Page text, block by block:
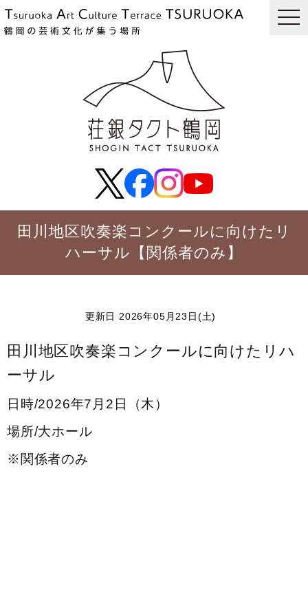
田川地区吹奏楽コンクールに向けたリ
ハーサル【関係者のみ】
更新日 2026年05月23日(土)
田川地区吹奏楽コンクールに向けたリハ
ーサル
日時/2026年7月2日（木）
場所/大ホール
※関係者のみ